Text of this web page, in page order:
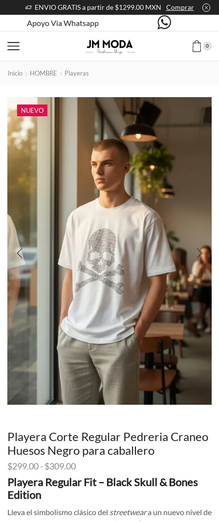
ENVIO GRATIS a partir de $1299.00 MXN Comprar
Apoyo Via Whatsapp
0
Inicio HOMBRE Playeras
NUEVO
Playera Corte Regular Pedreria Craneo
Huesos Negro para caballero
$299.00-$309.00Rango
precios:
hasta
Playera Regular Fit – Black Skull & Bones
Edition
Lleva el simbolismo clásico del streetweara un nuevo nivel de